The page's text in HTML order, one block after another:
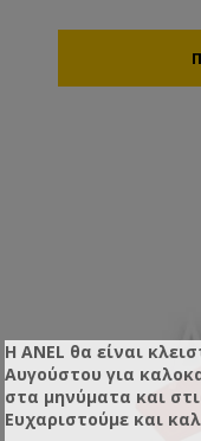
Η ANEL θα είναι
Αυγούστου για
στα μηνύματα και
Ευχαριστούμε και